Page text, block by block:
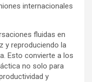
internacionales
fluidas en
y reproduciendo la
Esto convierte a los
no solo para
y